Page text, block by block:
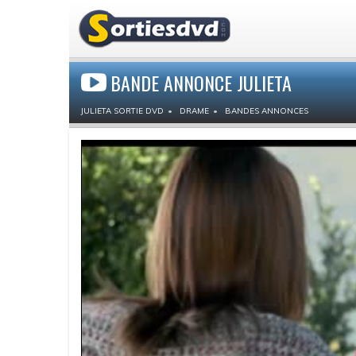
BANDE ANNONCE JULIETA
JULIETA SORTIE DVD DRAME BANDES ANNONCES